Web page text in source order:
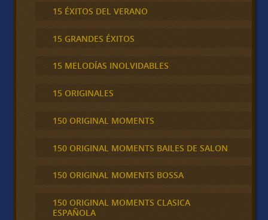
15 ÉXITOS DEL VERANO
15 GRANDES ÉXITOS
15 MELODÍAS INOLVIDABLES
15 ORIGINALES
150 ORIGINAL MOMENTS
150 ORIGINAL MOMENTS BAILES DE SALON
150 ORIGINAL MOMENTS BOSSA
150 ORIGINAL MOMENTS CLASICA
ESPAÑOLA